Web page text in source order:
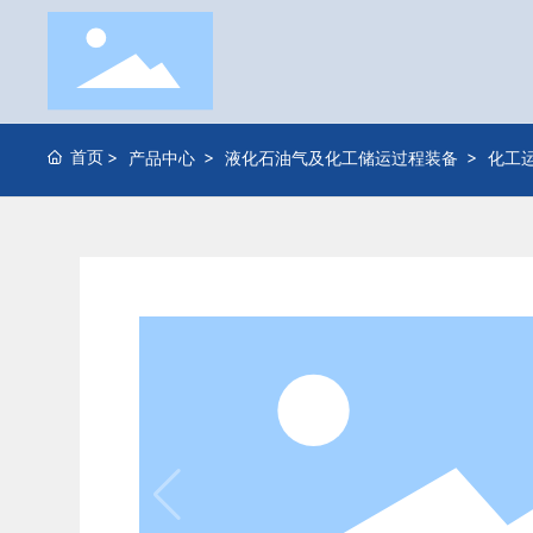
首页 产品中心 液化石油气及化工储运过程装备 化工